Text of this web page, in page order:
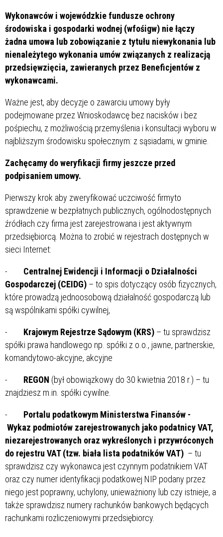
Wykonawców i wojewódzkie fundusze ochrony
środowiska i gospodarki wodnej (wfośigw) nie łączy
żadna umowa lub zobowiązanie z tytułu niewykonania lub
nienależytego wykonania umów związanych z realizacją
przedsięwzięcia, zawieranych przez Beneficjentów z
wykonawcami.
Ważne jest, aby decyzje o zawarciu umowy były
podejmowane przez Wnioskodawcę bez nacisków i bez
pośpiechu, z możliwością przemyślenia i konsultacji wyboru w
najbliższym środowisku społecznym: z sąsiadami, w gminie.
Zachęcamy do weryfikacji firmy jeszcze przed
podpisaniem umowy.
Pierwszy krok aby zweryfikować uczciwość firmyto
sprawdzenie w bezpłatnych publicznych, ogólnodostępnych
źródłach czy firma jest zarejestrowana i jest aktywnym
przedsiębiorcą. Można to zrobić w rejestrach dostępnych w
sieci Internet:
- Centralnej Ewidencji i Informacji o Działalności
Gospodarczej (CEIDG) – to spis dotyczący osób fizycznych,
które prowadzą jednoosobową działalność gospodarczą lub
są wspólnikami spółki cywilnej,
- Krajowym Rejestrze Sądowym (KRS) – tu sprawdzisz
spółki prawa handlowego np. spółki z o.o., jawne, partnerskie,
komandytowo-akcyjne, akcyjne
- REGON (był obowiązkowy do 30 kwietnia 2018 r.) – tu
znajdziesz m.in. spółki cywilne.
- Portalu podatkowym Ministerstwa Finansów -
Wykaz podmiotów zarejestrowanych jako podatnicy VAT,
niezarejestrowanych oraz wykreślonych i przywróconych
do rejestru VAT (tzw. biała lista podatników VAT) – tu
sprawdzisz czy wykonawca jest czynnym podatnikiem VAT
oraz czy numer identyfikacji podatkowej NIP podany przez
niego jest poprawny, uchylony, unieważniony lub czy istnieje, a
także sprawdzisz numery rachunków bankowych będących
rachunkami rozliczeniowymi przedsiębiorcy.